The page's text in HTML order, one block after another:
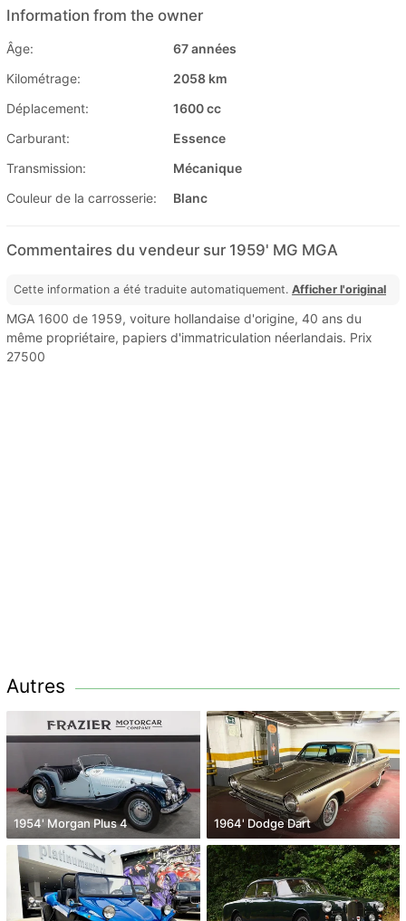
Information from the owner
Âge:
67 années
Kilométrage:
2058 km
Déplacement:
1600 cc
Carburant:
Essence
Transmission:
Mécanique
Couleur de la carrosserie:
Blanc
Commentaires du vendeur sur 1959' MG MGA
Cette information a été traduite automatiquement. Afficher l'original
MGA 1600 de 1959, voiture hollandaise d'origine, 40 ans du
même propriétaire, papiers d'immatriculation néerlandais. Prix ​​
27500
Autres
1954' Morgan Plus 4 1964' Dodge Dart